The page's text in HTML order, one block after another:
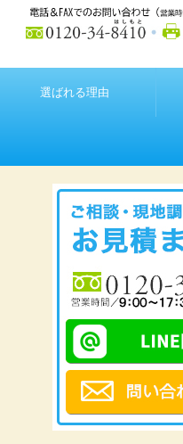
選ばれる理由